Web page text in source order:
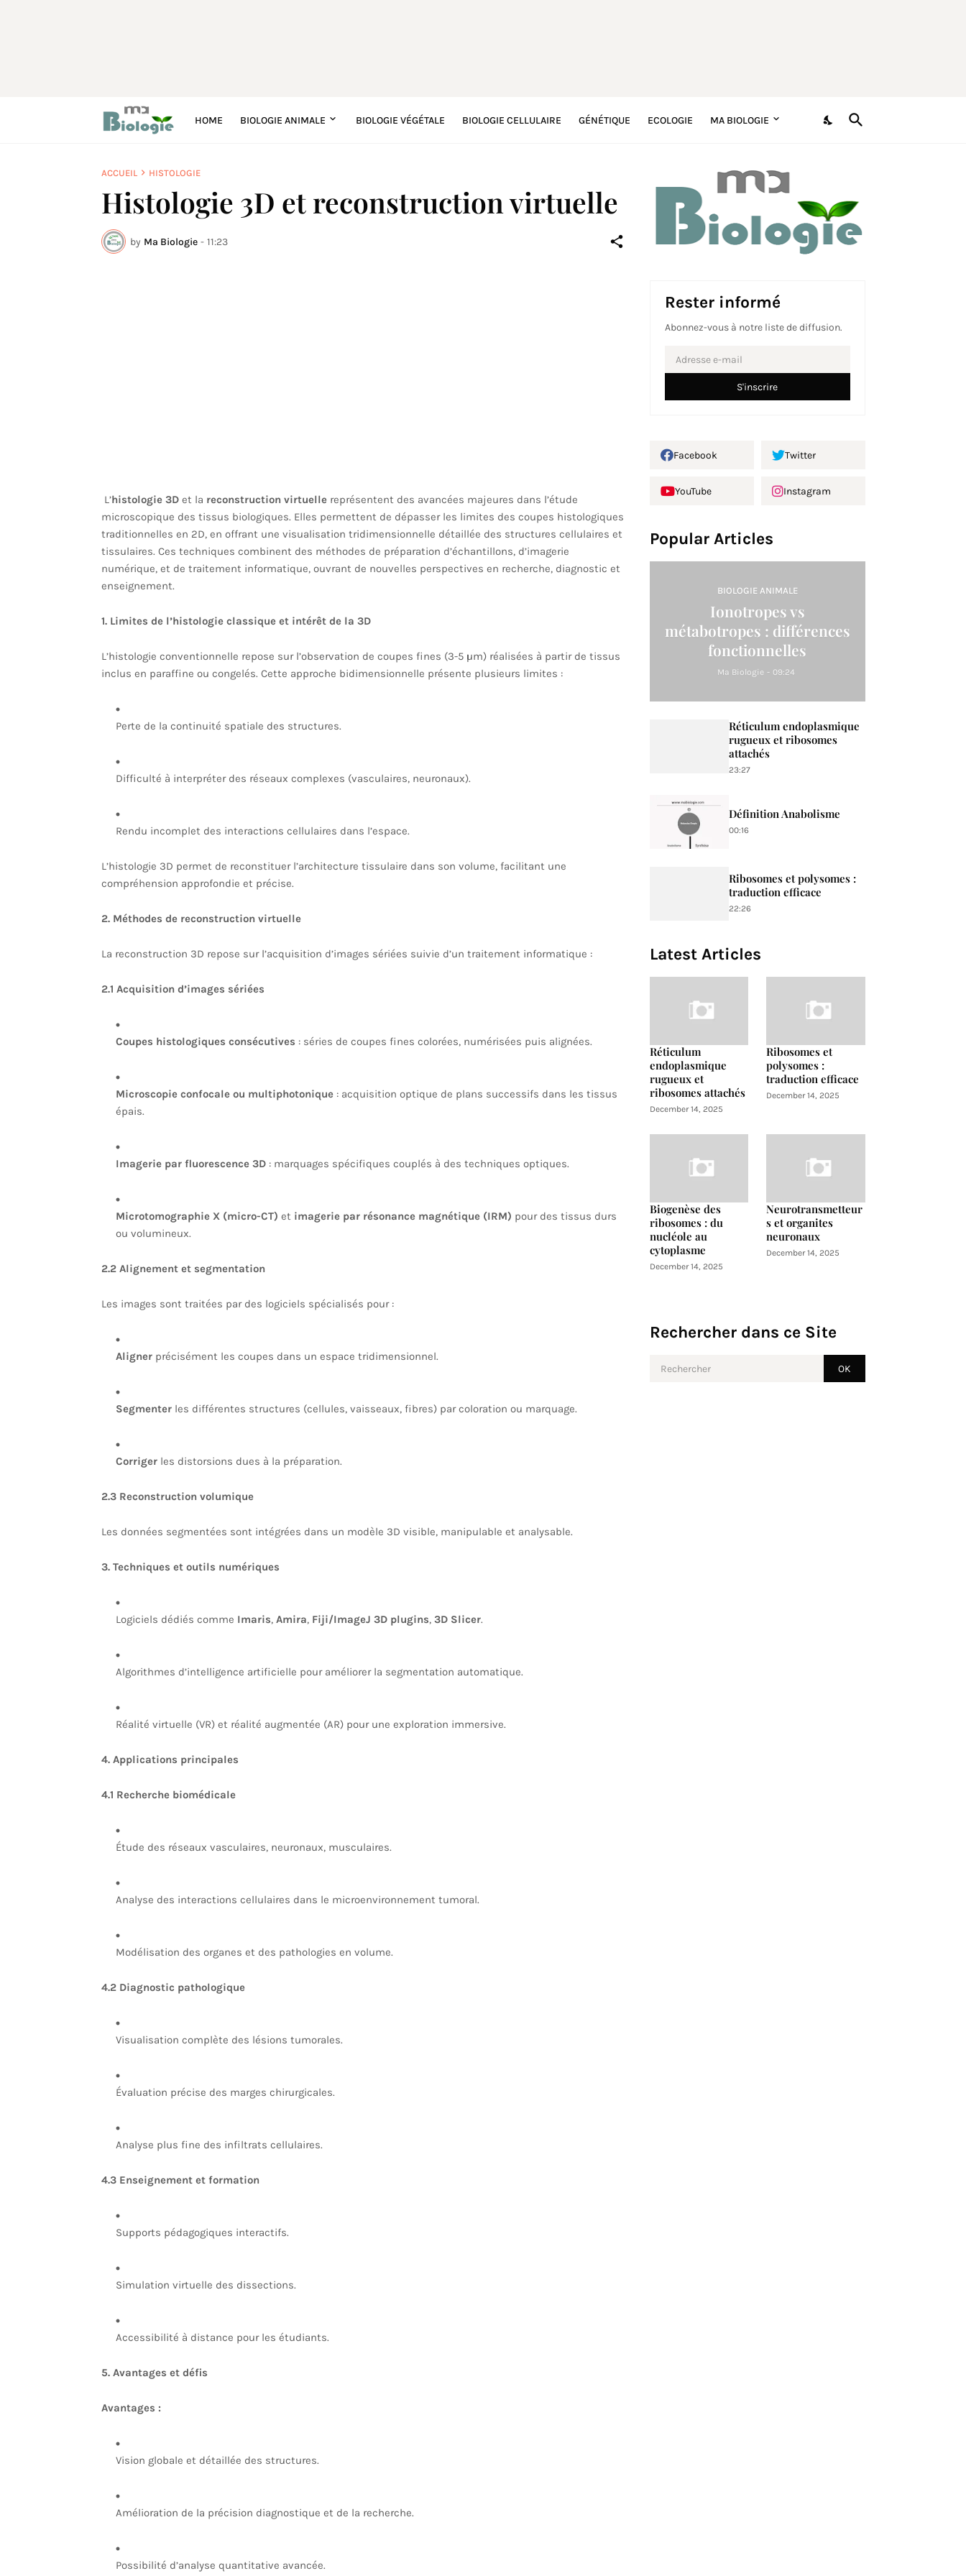
HOME BIOLOGIE ANIMALE BIOLOGIE VÉGÉTALE BIOLOGIE CELLULAIRE GÉNÉTIQUE ECOLOGIE MA BIOLOGIE
ACCUEIL HISTOLOGIE
Histologie 3D et reconstruction virtuelle
by Ma Biologie - 11:23
L’histologie 3Det la reconstruction virtuellereprésentent des avancées majeures dans l’étude
microscopique des tissus biologiques. Elles permettent de dépasser les limites des coupes histologiques
traditionnelles en 2D, en offrant une visualisation tridimensionnelle détaillée des structures cellulaires et
tissulaires. Ces techniques combinent des méthodes de préparation d’échantillons, d’imagerie
numérique, et de traitement informatique, ouvrant de nouvelles perspectives en recherche, diagnostic et
enseignement.
1. Limites de l’histologie classique et intérêt de la 3D
L’histologie conventionnelle repose sur l’observation de coupes fines (3-5 µm) réalisées à partir de tissus
inclus en paraffine ou congelés. Cette approche bidimensionnelle présente plusieurs limites :
Perte de la continuité spatiale des structures.
Difficulté à interpréter des réseaux complexes (vasculaires, neuronaux).
Rendu incomplet des interactions cellulaires dans l’espace.
L’histologie 3D permet de reconstituer l’architecture tissulaire dans son volume, facilitant une
compréhension approfondie et précise.
2. Méthodes de reconstruction virtuelle
La reconstruction 3D repose sur l’acquisition d’images sériées suivie d’un traitement informatique :
2.1 Acquisition d’images sériées
Coupes histologiques consécutives : séries de coupes fines colorées, numérisées puis alignées.
Microscopie confocale ou multiphotonique: acquisition optique de plans successifs dans les tissus
épais.
Imagerie par fluorescence 3D: marquages spécifiques couplés à des techniques optiques.
Microtomographie X (micro-CT) et imagerie par résonance magnétique (IRM) pour des tissus durs
ou volumineux.
2.2 Alignement et segmentation
Les images sont traitées par des logiciels spécialisés pour :
Alignerprécisément les coupes dans un espace tridimensionnel.
Segmenterles différentes structures (cellules, vaisseaux, fibres) par coloration ou marquage.
Corrigerles distorsions dues à la préparation.
2.3 Reconstruction volumique
Les données segmentées sont intégrées dans un modèle 3D visible, manipulable et analysable.
3. Techniques et outils numériques
Logiciels dédiés comme Imaris, Amira, Fiji/ImageJ 3D plugins, 3D Slicer.
Algorithmes d’intelligence artificielle pour améliorer la segmentation automatique.
Réalité virtuelle (VR) et réalité augmentée (AR) pour une exploration immersive.
4. Applications principales
4.1 Recherche biomédicale
Étude des réseaux vasculaires, neuronaux, musculaires.
Analyse des interactions cellulaires dans le microenvironnement tumoral.
Modélisation des organes et des pathologies en volume.
4.2 Diagnostic pathologique
Visualisation complète des lésions tumorales.
Évaluation précise des marges chirurgicales.
Analyse plus fine des infiltrats cellulaires.
4.3 Enseignement et formation
Supports pédagogiques interactifs.
Simulation virtuelle des dissections.
Accessibilité à distance pour les étudiants.
5. Avantages et défis
Avantages :
Vision globale et détaillée des structures.
Amélioration de la précision diagnostique et de la recherche.
Possibilité d’analyse quantitative avancée.
Rester informé
Abonnez-vous à notre liste de diffusion.
Facebook Twitter
YouTube Instagram
Popular Articles
BIOLOGIE ANIMALE
Ionotropes vs
métabotropes : différences
fonctionnelles
Ma Biologie - 09:24
Réticulum endoplasmique
rugueux et ribosomes
attachés
23:27
Définition Anabolisme
00:16
Ribosomes et polysomes :
traduction efficace
22:26
Latest Articles
Réticulum
endoplasmique
rugueux et
ribosomes attachés
December 14, 2025
Ribosomes et
polysomes :
traduction efficace
December 14, 2025
Biogenèse des
ribosomes : du
nucléole au
cytoplasme
December 14, 2025
Neurotransmetteur
s et organites
neuronaux
December 14, 2025
Rechercher dans ce Site